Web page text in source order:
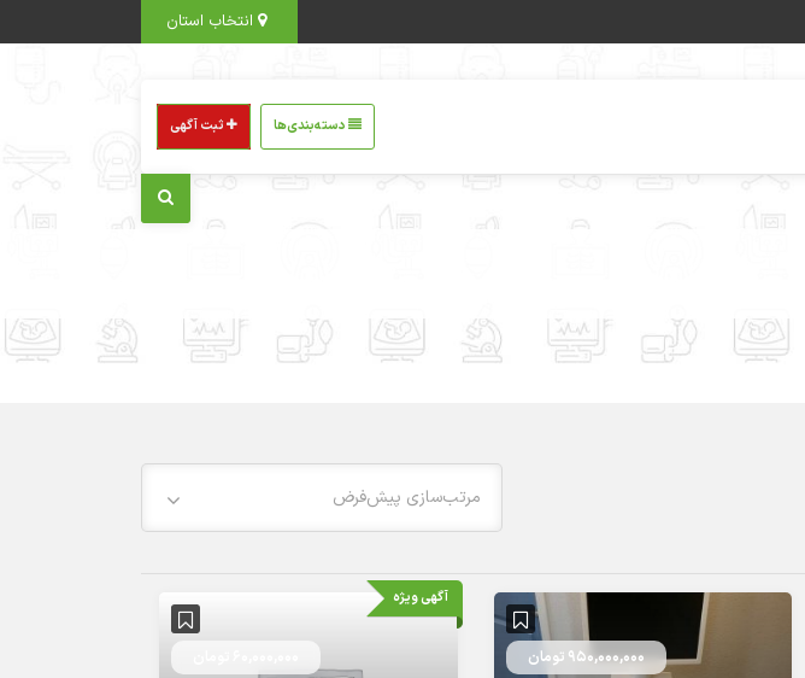
دسته‌بندی‌ها ثبت آگهی
مرتب‌سازی پیش‌فرض
950,000,000 تومان
آگهی ویژه